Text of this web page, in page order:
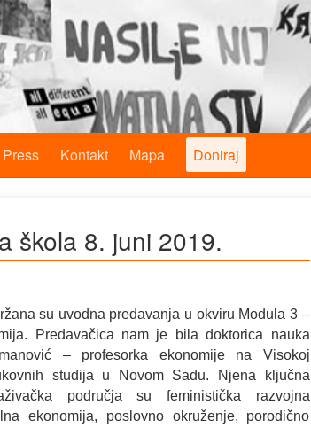
Press Kontakt Mapa Doniraj
škola 8. juni 2019.
su uvodna predavanja u okviru Modula 3 –
Predavačica nam je bila doktorica nauka
– profesorka ekonomije na Visokoj
studija u Novom Sadu. Njena ključna
područja su feministička razvojna
ekonomija, poslovno okruženje, porodično